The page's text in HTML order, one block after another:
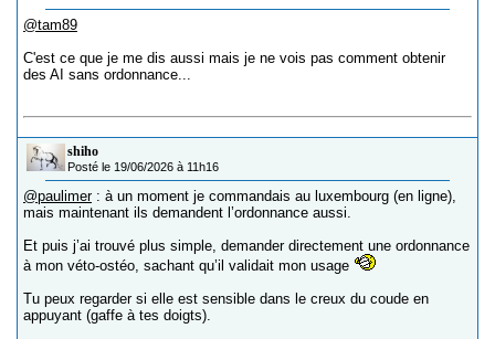
@tam89
C'est ce que je me dis aussi mais je ne vois pas comment obtenir
des AI sans ordonnance...
shiho
Posté le 19/06/2026 à 11h16
@paulimer : à un moment je commandais au luxembourg (en ligne),
mais maintenant ils demandent l’ordonnance aussi.
Et puis j’ai trouvé plus simple, demander directement une ordonnance
à mon véto-ostéo, sachant qu’il validait mon usage
Tu peux regarder si elle est sensible dans le creux du coude en
appuyant (gaffe à tes doigts).